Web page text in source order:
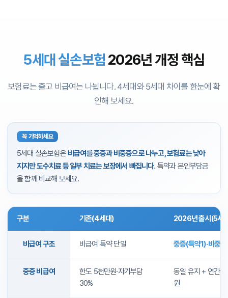
5세대 실손보험 2026년 개정 핵심
보험료는 줄고 비급여는 나뉩니다. 4세대와 5세대 차이를 한눈에 확
인해 보세요.
꼭 기억하세요
5세대 실손보험은 비급여를 중증과 비중증으로 나누고, 보험료는 낮아
지지만 도수치료 등 일부 치료는 보장에서 빠집니다. 특약과 본인부담금
을 함께 비교해 보세요.
4세대와 5세대 실손보험 비교
구분 기존(4세대) 2026년 출시(5세
비급여 구조 비급여 특약 단일 중증(특약1)·비중
중증 비급여
한도 5천만원·자기부담
30%
동일 유지 + 연간
원